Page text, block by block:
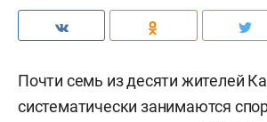
Почти семь из десяти жителей
систематически занимаются